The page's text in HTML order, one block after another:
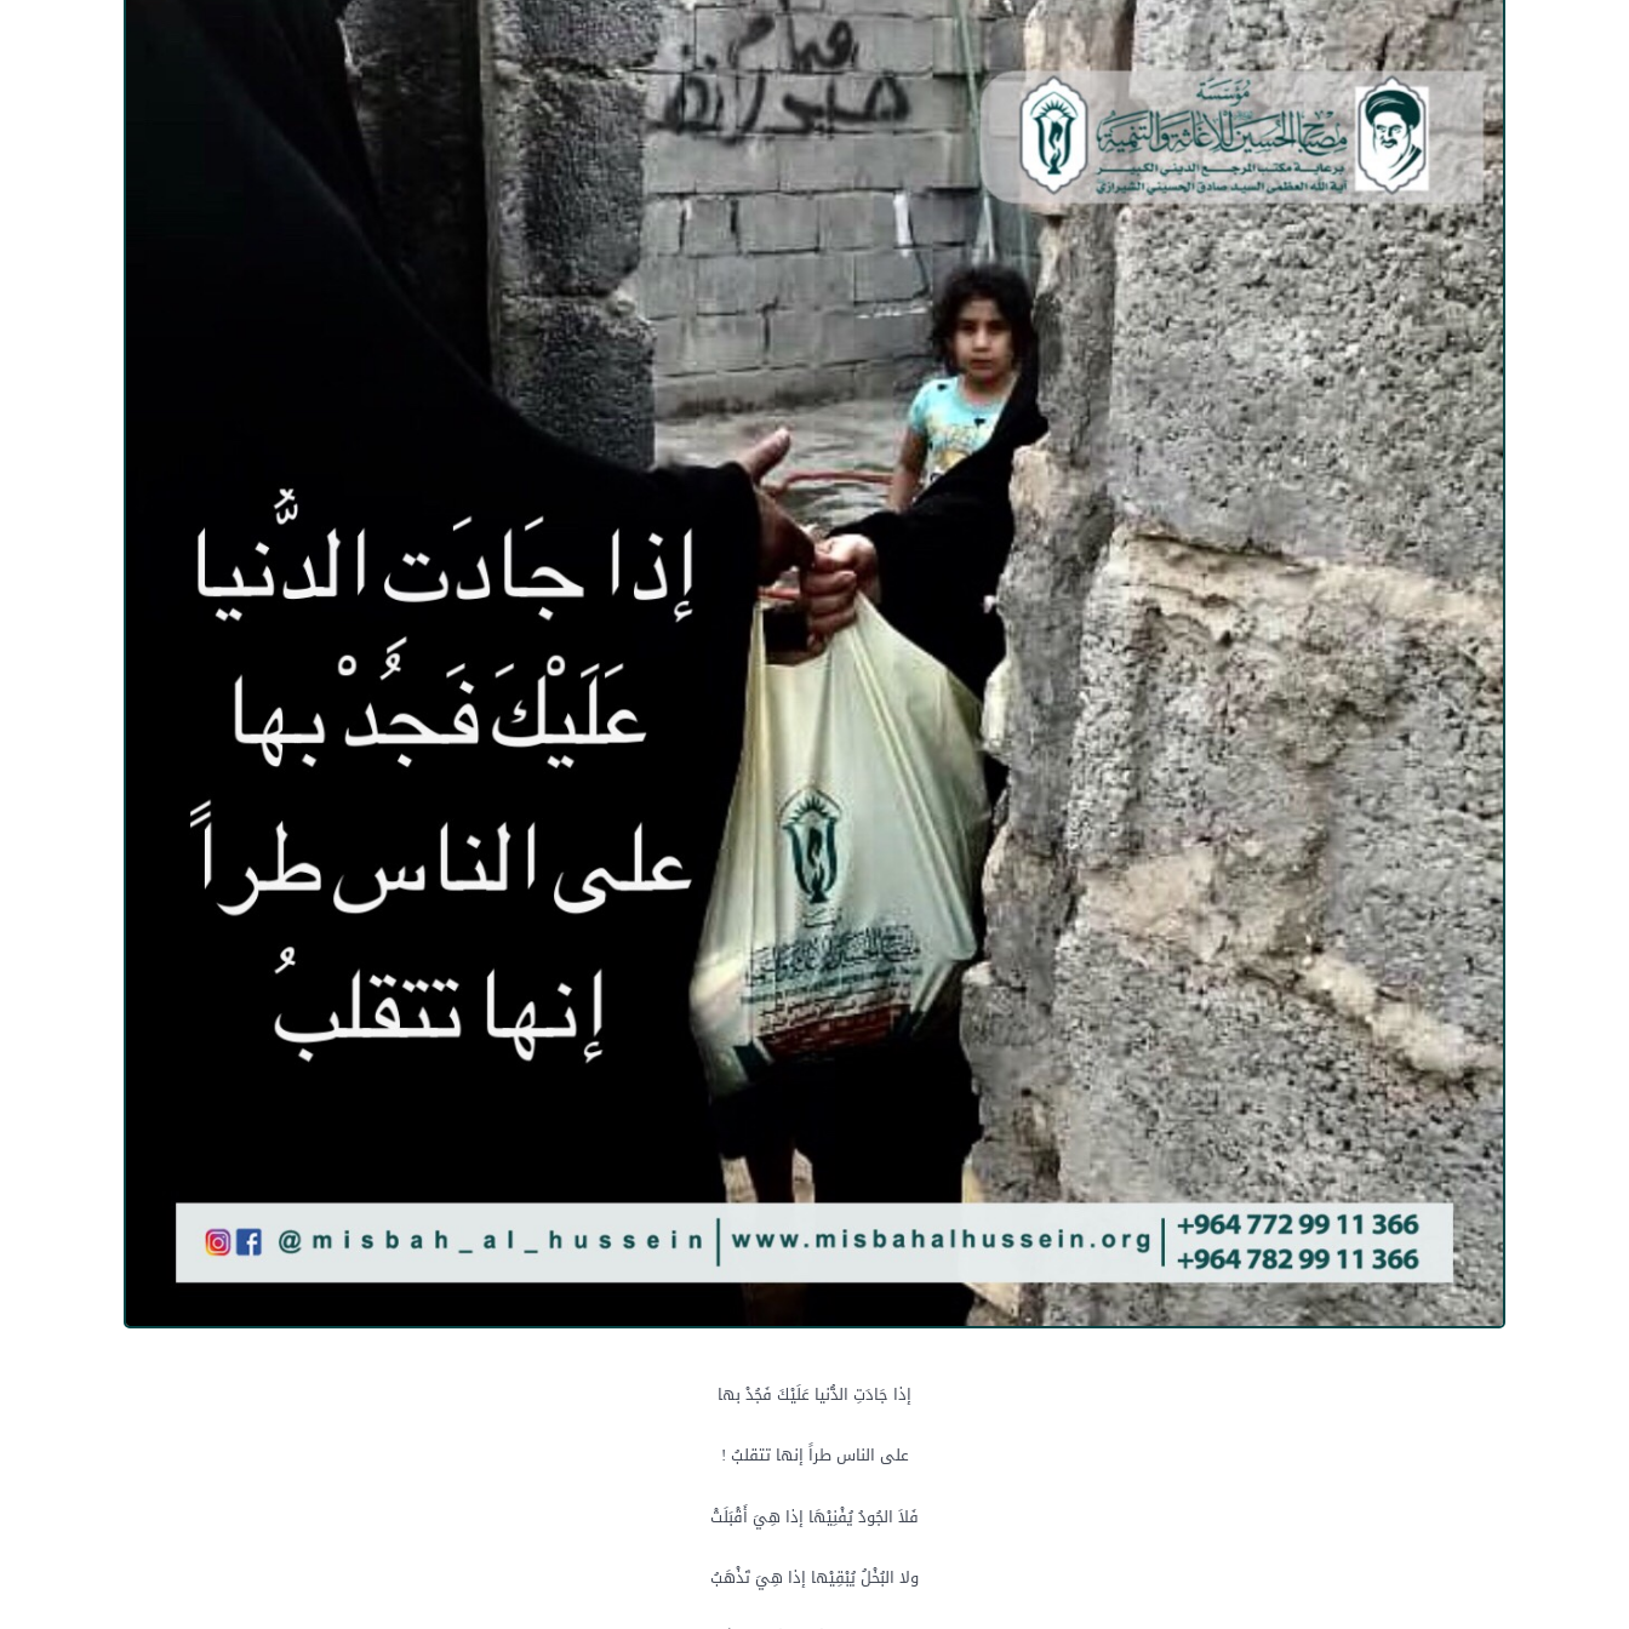
إذا جَادَتِ الدُّنيا عَلَيْكَ فَجُدْ بها
على الناس طراً إنها تتقلبُ !
فَلاَ الجُودُ يُفْنِيْهَا إذا هِيَ أَقْبَلَتْ
ولا البُخْلُ يُبْقِيْها إذا هِيَ تَذْهَبُ